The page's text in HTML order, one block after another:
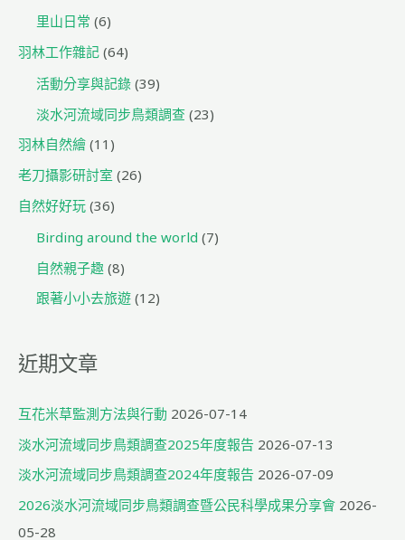
里山日常 (6)
羽林工作雜記 (64)
活動分享與記錄 (39)
淡水河流域同步鳥類調查 (23)
羽林自然繪 (11)
老刀攝影研討室 (26)
自然好好玩 (36)
Birding around the world (7)
自然親子趣 (8)
跟著小小去旅遊 (12)
近期文章
互花米草監測方法與行動 2026-07-14
淡水河流域同步鳥類調查2025年度報告 2026-07-13
淡水河流域同步鳥類調查2024年度報告 2026-07-09
2026淡水河流域同步鳥類調查暨公民科學成果分享會 2026-
05-28